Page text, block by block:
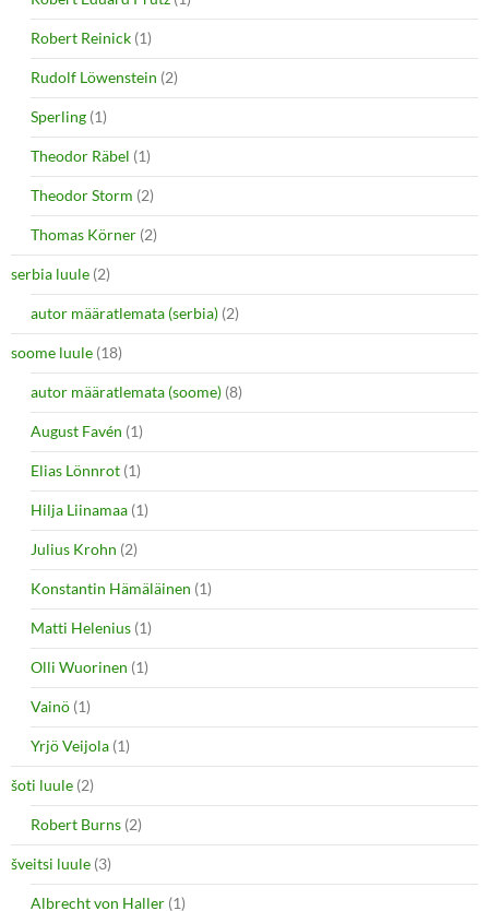
Robert Reinick (1)
Rudolf Löwenstein (2)
Sperling (1)
Theodor Räbel (1)
Theodor Storm (2)
Thomas Körner (2)
serbia luule (2)
autor määratlemata (serbia) (2)
soome luule (18)
autor määratlemata (soome) (8)
August Favén (1)
Elias Lönnrot (1)
Hilja Liinamaa (1)
Julius Krohn (2)
Konstantin Hämäläinen (1)
Matti Helenius (1)
Olli Wuorinen (1)
Vainö (1)
Yrjö Veijola (1)
šoti luule (2)
Robert Burns (2)
šveitsi luule (3)
Albrecht von Haller (1)